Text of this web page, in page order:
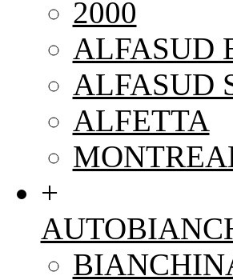
2000
ALFASUD
ALFASUD
ALFETTA
+